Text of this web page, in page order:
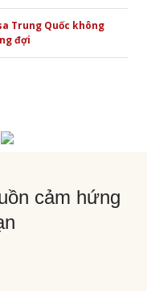
Trung Quốc không
đợi
cảm hứng